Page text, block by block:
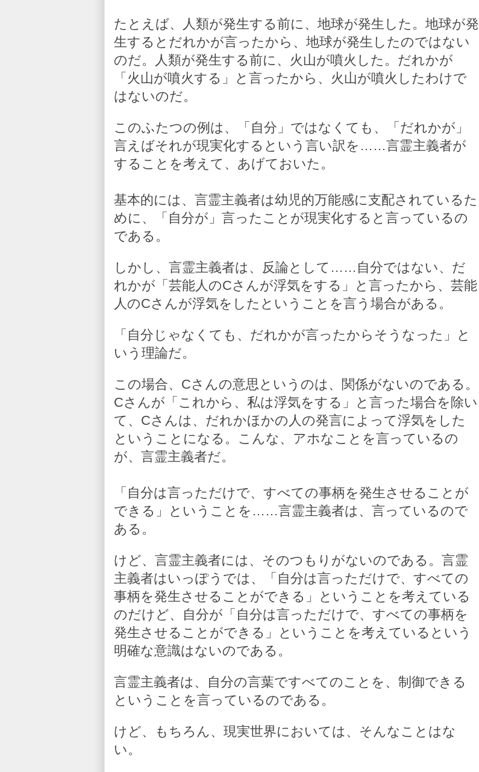
たとえば、人類が発生する前に、地球が発生した。地球が発
生するとだれかが言ったから、地球が発生したのではない
のだ。人類が発生する前に、火山が噴火した。だれかが
「火山が噴火する」と言ったから、火山が噴火したわけで
はないのだ。
このふたつの例は、「自分」ではなくても、「だれかが」
言えばそれが現実化するという言い訳を……言霊主義者が
することを考えて、あげておいた。
基本的には、言霊主義者は幼児的万能感に支配されているた
めに、「自分が」言ったことが現実化すると言っているの
である。
しかし、言霊主義者は、反論として……自分ではない、だ
れかが「芸能人のCさんが浮気をする」と言ったから、芸能
人のCさんが浮気をしたということを言う場合がある。
「自分じゃなくても、だれかが言ったからそうなった」と
いう理論だ。
この場合、Cさんの意思というのは、関係がないのである。
Cさんが「これから、私は浮気をする」と言った場合を除い
て、Cさんは、だれかほかの人の発言によって浮気をした
ということになる。こんな、アホなことを言っているの
が、言霊主義者だ。
「自分は言っただけで、すべての事柄を発生させることが
できる」ということを……言霊主義者は、言っているので
ある。
けど、言霊主義者には、そのつもりがないのである。言霊
主義者はいっぽうでは、「自分は言っただけで、すべての
事柄を発生させることができる」ということを考えている
のだけど、自分が「自分は言っただけで、すべての事柄を
発生させることができる」ということを考えているという
明確な意識はないのである。
言霊主義者は、自分の言葉ですべてのことを、制御できる
ということを言っているのである。
けど、もちろん、現実世界においては、そんなことはな
い。